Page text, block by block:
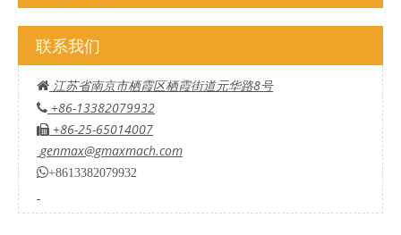
联系我们
 江苏省南京市栖霞区栖霞街道元华路8号
 +86-13382079932
 +86-25-65014007
genmax@gmaxmach.com
+8613382079932